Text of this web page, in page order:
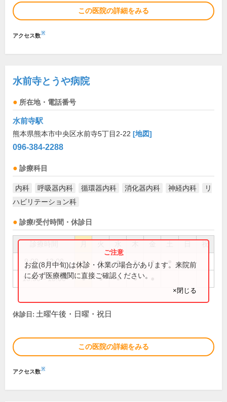
この医院の詳細をみる
アクセス数※
水前寺とうや病院
所在地・電話番号
水前寺駅
熊本県熊本市中央区水前寺5丁目2-22 [地図]
096-384-2288
診療科目
内科 呼吸器内科 循環器内科 消化器内科 神経内科
リ
ハビリテーション科
診療/受付時間・休診日
祝
9:00～12:00 ● ● ● ● ●
13:30～18:00 ● ● ● ●
お盆(8月中旬)は休診・休業の場合があります。来院前
に必ず医療機関に直接ご確認ください。
×閉じる
休診日: 土曜午後・日曜・祝日
この医院の詳細をみる
アクセス数※